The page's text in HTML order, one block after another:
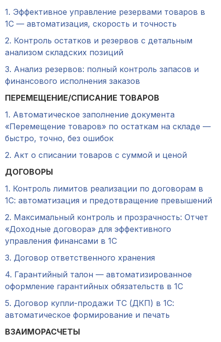
1. Эффективное управление резервами товаров в
1С — автоматизация, скорость и точность
2. Контроль остатков и резервов с детальным
анализом складских позиций
3. Анализ резервов: полный контроль запасов и
финансового исполнения заказов
ПЕРЕМЕЩЕНИЕ/СПИСАНИЕ ТОВАРОВ
1. Автоматическое заполнение документа
«Перемещение товаров» по остаткам на складе —
быстро, точно, без ошибок
2. Акт о списании товаров с суммой и ценой
ДОГОВОРЫ
1. Контроль лимитов реализации по договорам в
1С: автоматизация и предотвращение превышений
2. Максимальный контроль и прозрачность: Отчет
«Доходные договора» для эффективного
управления финансами в 1С
3. Договор ответственного хранения
4. Гарантийный талон — автоматизированное
оформление гарантийных обязательств в 1С
5. Договор купли-продажи ТС (ДКП) в 1С:
автоматическое формирование и печать
ВЗАИМОРАСЧЕТЫ